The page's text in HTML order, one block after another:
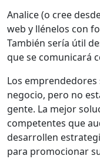
Analice (o cree
web y llénelos con
También sería útil
que se comunicará
Los
negocio, pero no
gente. La mejor
competentes que
desarrollen
para promocionar